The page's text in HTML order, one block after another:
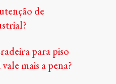
de
para piso
mais a pena?